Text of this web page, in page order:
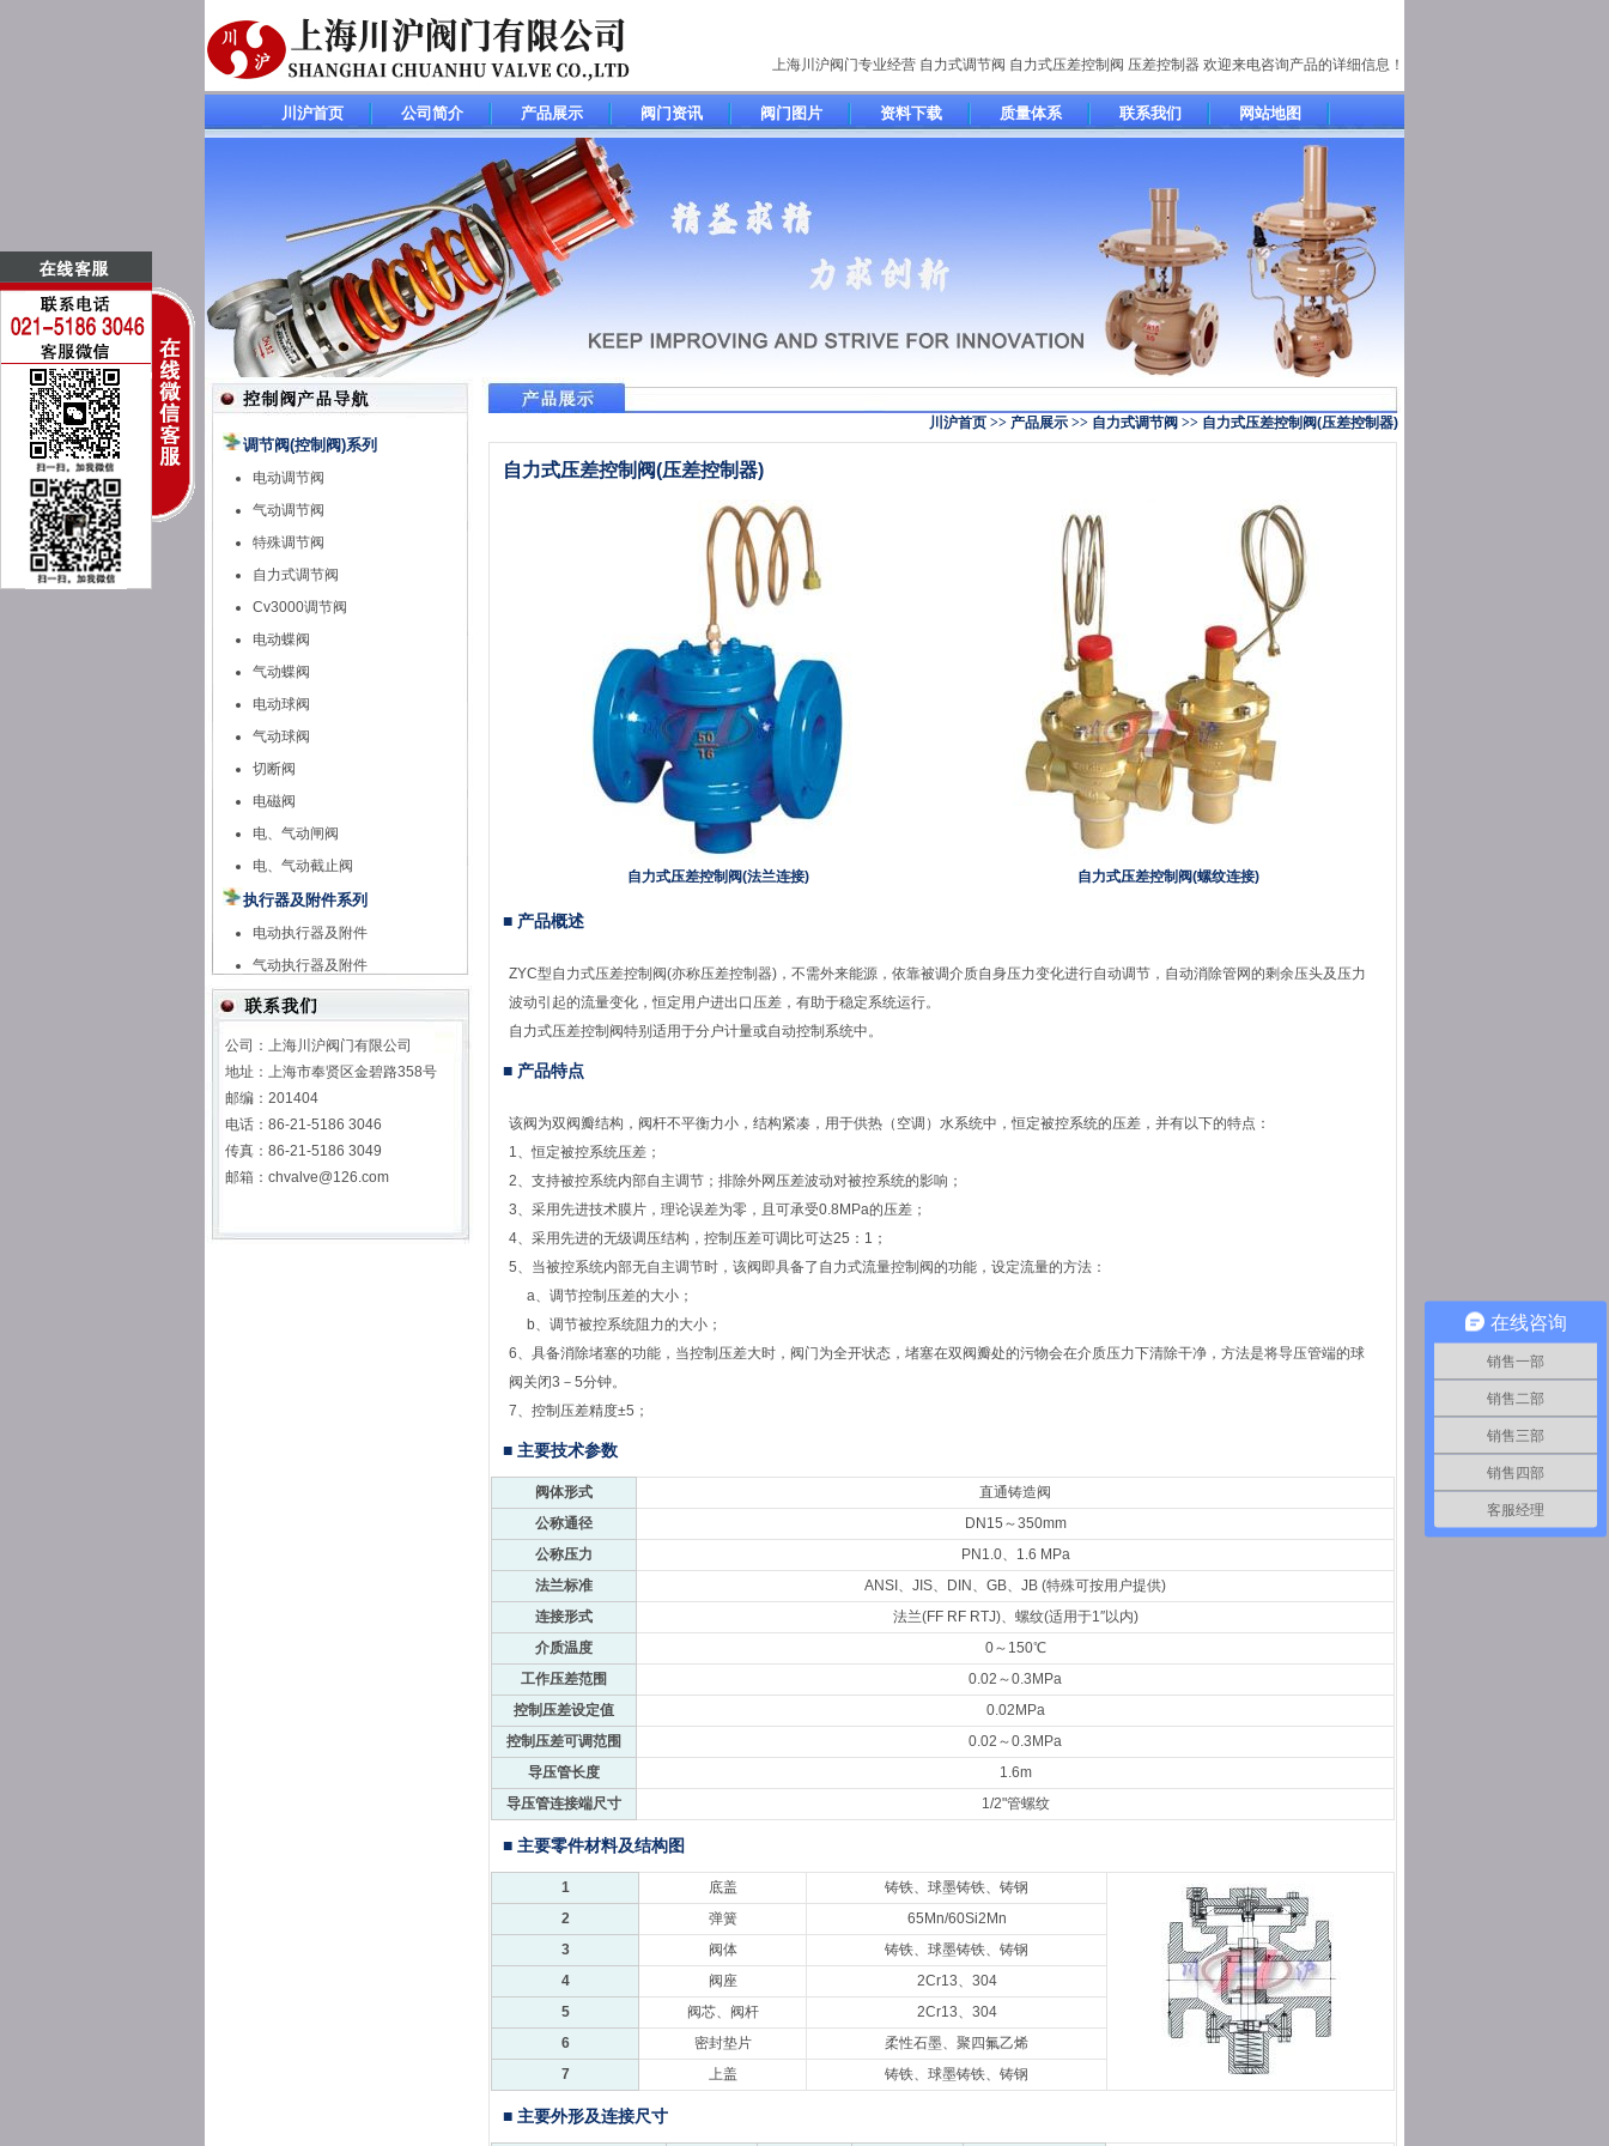
上海川沪阀门专业经营 自力式调节阀 自力式压差控制阀 压差控制器 欢迎来电咨询产品的详细信息！
川沪首页 公司简介 产品展示 阀门资讯 阀门图片 资料下载 质量体系 联系我们 网站地图
调节阀(控制阀)系列
电动调节阀
气动调节阀
特殊调节阀
自力式调节阀
Cv3000调节阀
电动蝶阀
气动蝶阀
电动球阀
气动球阀
切断阀
电磁阀
电、气动闸阀
电、气动截止阀
执行器及附件系列
电动执行器及附件
气动执行器及附件
公司：上海川沪阀门有限公司
地址：上海市奉贤区金碧路358号
邮编：201404
电话：86-21-5186 3046
传真：86-21-5186 3049
邮箱： chvalve@126.com
川沪首页 >> 产品展示 >> 自力式调节阀 >> 自力式压差控制阀(压差控制器)
自力式压差控制阀(压差控制器)
自力式压差控制阀(法兰连接) 自力式压差控制阀(螺纹连接)
■ 产品概述
ZYC型自力式压差控制阀(亦称压差控制器)，不需外来能源，依靠被调介质自身压力变化进行自动调节，自动消除管网的剩余压头及压力
波动引起的流量变化，恒定用户进出口压差，有助于稳定系统运行。
自力式压差控制阀特别适用于分户计量或自动控制系统中。
■ 产品特点
该阀为双阀瓣结构，阀杆不平衡力小，结构紧凑，用于供热（空调）水系统中，恒定被控系统的压差，并有以下的特点：
1、恒定被控系统压差；
2、支持被控系统内部自主调节；排除外网压差波动对被控系统的影响；
3、采用先进技术膜片，理论误差为零，且可承受0.8MPa的压差；
4、采用先进的无级调压结构，控制压差可调比可达25：1；
5、当被控系统内部无自主调节时，该阀即具备了 自力式流量控制阀的功能，设定流量的方法：
a、调节控制压差的大小；
b、调节被控系统阻力的大小；
6、具备消除堵塞的功能，当控制压差大时，阀门为全开状态，堵塞在双阀瓣处的污物会在介质压力下清除干净，方法是将导压管端的球
阀关闭3－5分钟。
7、控制压差精度±5；
■ 主要技术参数
阀体形式
直通铸造阀
公称通径
DN15～350mm
公称压力
PN1.0、1.6 MPa
法兰标准
ANSI、JIS、DIN、GB、JB (特殊可按用户提供)
连接形式
法兰(FF RF RTJ)、螺纹(适用于1″以内)
介质温度
0～150℃
工作压差范围
0.02～0.3MPa
控制压差设定值
0.02MPa
控制压差可调范围
0.02～0.3MPa
导压管长度
1.6m
导压管连接端尺寸
1/2"管螺纹
■ 主要零件材料及结构图
1 底盖
铸铁、球墨铸铁、铸钢
2
弹簧
65Mn/60Si2Mn
3
阀体
铸铁、球墨铸铁、铸钢
4
阀座
2Cr13、304
5
阀芯、阀杆
2Cr13、304
6
密封垫片
柔性石墨、聚四氟乙烯
7
上盖 铸铁、球墨铸铁、铸钢
■ 主要外形及连接尺寸
在线咨询
销售一部
销售二部
销售三部
销售四部
客服经理